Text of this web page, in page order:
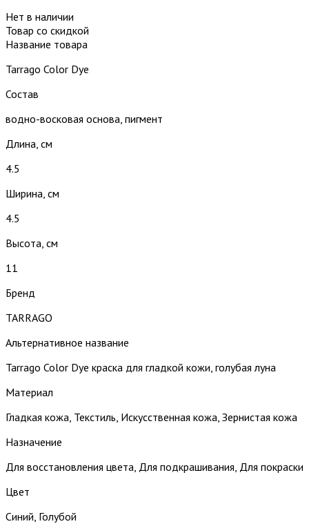
Нет в наличии
Товар со скидкой
Название товара
Tarrago Color Dye
Состав
водно-восковая основа, пигмент
Длина, см
4.5
Ширина, см
4.5
Высота, см
11
Бренд
TARRAGO
Альтернативное название
Tarrago Color Dye краска для гладкой кожи, голубая луна
Материал
Гладкая кожа, Текстиль, Искусственная кожа, Зернистая кожа
Назначение
Для восстановления цвета, Для подкрашивания, Для покраски
Цвет
Синий, Голубой